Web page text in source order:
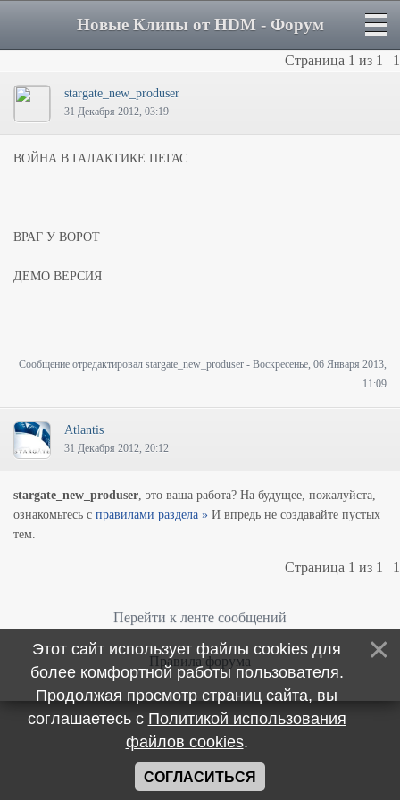
Новые Клипы от HDM - Форум
Страница 1 из 1 1
stargate_new_produser
31 Декабря 2012, 03:19
ВОЙНА В ГАЛАКТИКЕ ПЕГАС
ВРАГ У ВОРОТ
ДЕМО ВЕРСИЯ
Сообщение отредактировал stargate_new_produser - Воскресенье, 06 Января 2013,
11:09
Atlantis
31 Декабря 2012, 20:12
stargate_new_produser, это ваша работа? На будущее, пожалуйста,
ознакомьтесь с правилами раздела » И впредь не создавайте пустых
тем.
Страница 1 из 1 1
Перейти к ленте сообщений
Правила форума
Этот сайт использует файлы cookies для
более комфортной работы пользователя.
Продолжая просмотр страниц сайта, вы
соглашаетесь с Политикой использования
файлов cookies.
СОГЛАСИТЬСЯ